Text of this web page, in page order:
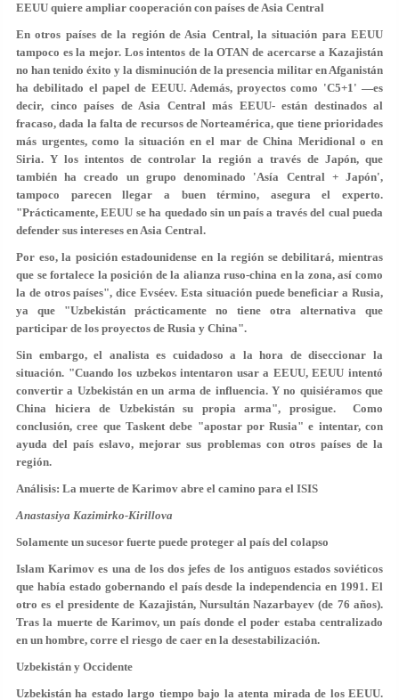
EEUU quiere ampliar cooperación con países de Asia Central
En otros países de la región de Asia Central, la situación para EEUU
tampoco es la mejor. Los intentos de la OTAN de acercarse a Kazajistán
no han tenido éxito y la disminución de la presencia militar en Afganistán
ha debilitado el papel de EEUU. Además, proyectos como 'C5+1' —es
decir, cinco países de Asia Central más EEUU- están destinados al
fracaso, dada la falta de recursos de Norteamérica, que tiene prioridades
más urgentes, como la situación en el mar de China Meridional o en
Siria. Y los intentos de controlar la región a través de Japón, que
también ha creado un grupo denominado 'Asía Central + Japón',
tampoco parecen llegar a buen término, asegura el experto.
"Prácticamente, EEUU se ha quedado sin un país a través del cual pueda
defender sus intereses en Asia Central.
Por eso, la posición estadounidense en la región se debilitará, mientras
que se fortalece la posición de la alianza ruso-china en la zona, así como
la de otros países", dice Evséev. Esta situación puede beneficiar a Rusia,
ya que "Uzbekistán prácticamente no tiene otra alternativa que
participar de los proyectos de Rusia y China".
Sin embargo, el analista es cuidadoso a la hora de diseccionar la
situación. "Cuando los uzbekos intentaron usar a EEUU, EEUU intentó
convertir a Uzbekistán en un arma de influencia. Y no quisiéramos que
China hiciera de Uzbekistán su propia arma", prosigue. Como
conclusión, cree que Taskent debe "apostar por Rusia" e intentar, con
ayuda del país eslavo, mejorar sus problemas con otros países de la
región.
Análisis: La muerte de Karimov abre el camino para el ISIS
Anastasiya Kazimirko-Kirillova
Solamente un sucesor fuerte puede proteger al país del colapso
Islam Karimov es una de los dos jefes de los antiguos estados soviéticos
que había estado gobernando el país desde la independencia en 1991. El
otro es el presidente de Kazajistán, Nursultán Nazarbayev (de 76 años).
Tras la muerte de Karimov, un país donde el poder estaba centralizado
en un hombre, corre el riesgo de caer en la desestabilización.
Uzbekistán y Occidente
Uzbekistán ha estado largo tiempo bajo la atenta mirada de los EEUU.